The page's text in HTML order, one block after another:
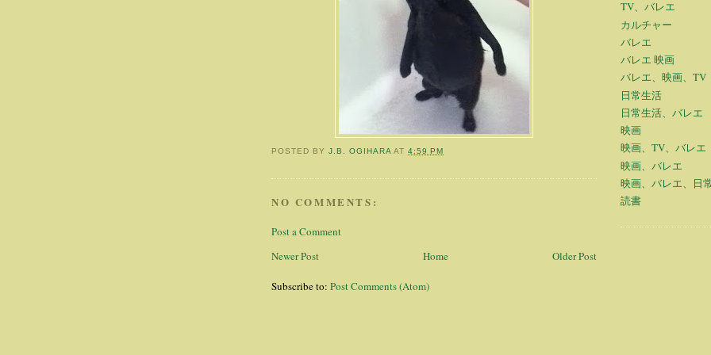
POSTED BYJ.B. OGIHARA AT4:59 PM
NO COMMENTS:
Post a Comment
Newer Post
Older Post
Home
Subscribe to: Post Comments (Atom)
TV、バレエ
カルチャー
バレエ
バレエ 映画
バレエ、映画、TV
日常生活
日常生活、バレエ
映画
映画、TV、バレエ
映画、バレエ
映画、バレエ、日
読書